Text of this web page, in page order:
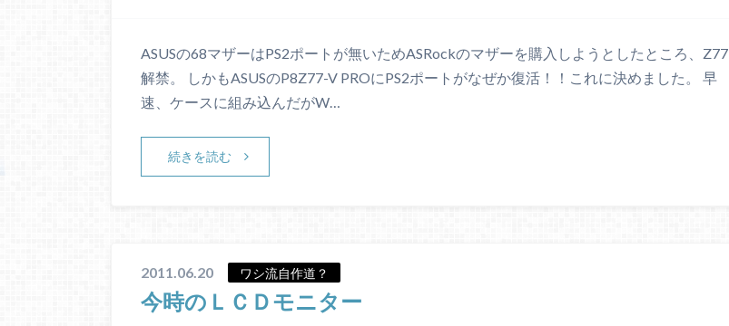
ASUSの68マザーはPS2ポートが無いためASRockのマザーを購入しようとしたところ、Z77
解禁。 しかもASUSのP8Z77-V PROにPS2ポートがなぜか復活！！これに決めました。 早
速、ケースに組み込んだがW…
続きを読む
2011.06.20 ワシ流自作道？
今時のＬＣＤモニター